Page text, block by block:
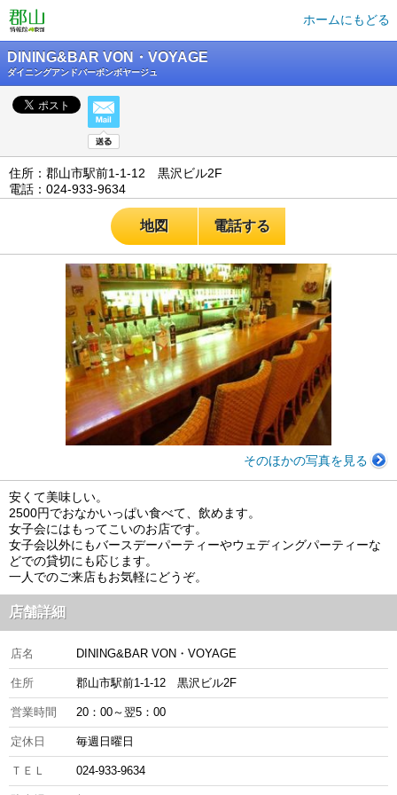
ホームにもどる
DINING&BAR VON・VOYAGE
ダイニングアンドバーボンボヤージュ
住所：郡山市駅前1-1-12 黒沢ビル2F
電話：024-933-9634
地図 電話する
そのほかの写真を見る
安くて美味しい。
2500円でおなかいっぱい食べて、飲めます。
女子会にはもってこいのお店です。
女子会以外にもバースデーパーティーやウェディングパーティーな
どでの貸切にも応じます。
一人でのご来店もお気軽にどうぞ。
店舗詳細
店名 DINING&BAR VON・VOYAGE
住所 郡山市駅前1-1-12 黒沢ビル2F
営業時間 20：00～翌5：00
定休日 毎週日曜日
ＴＥＬ 024-933-9634